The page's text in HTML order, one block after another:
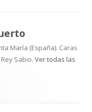
María (España). Caras
Sabio. Ver todas las